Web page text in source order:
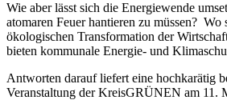
Wie aber lässt sich die Energiewende
atomaren Feuer hantieren zu müssen? Wo
ökologischen Transformation der
bieten kommunale Energie- und
Antworten darauf liefert eine hochkarätig
Veranstaltung der KreisGRÜNEN am 11.